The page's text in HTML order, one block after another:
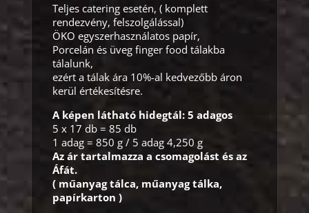
Teljes catering esetén, ( komplett
rendezvény, felszolgálással)
ÖKO egyszerhasználatos papír,
Porcelán és üveg finger food tálakba
tálalunk,
ezért a tálak ára 10%-al kedvezőbb áron
kerül értékesítésre.
A képen látható hidegtál: 5 adagos
5 x 17 db = 85 db
1 adag = 850 g / 5 adag 4,250 g
Az ár tartalmazza a csomagolást és az
Áfát.
( műanyag tálca, műanyag tálka,
papírkarton )